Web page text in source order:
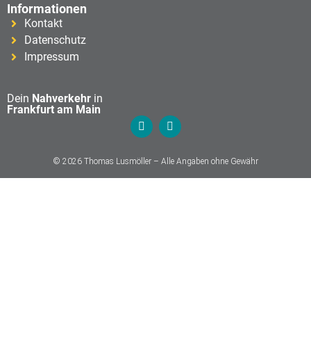
Informationen
Kontakt
Datenschutz
Impressum
Dein Nahverkehr in
Frankfurt am Main
© 2026 Thomas Lusmöller – Alle Angaben ohne Gewähr